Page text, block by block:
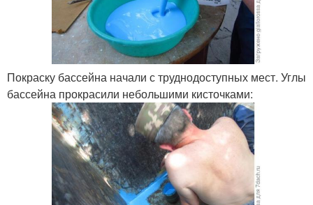
Покраску бассейна начали с труднодоступных мест. Углы
бассейна прокрасили небольшими кисточками: